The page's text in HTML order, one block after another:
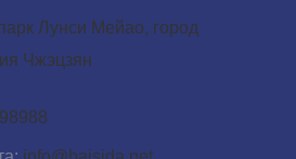
Лунси Мейао, город
Чжэцзян